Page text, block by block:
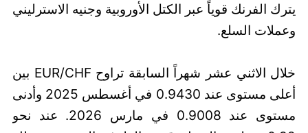
يترك الفرنك قوياً عبر الكتل الأوروبية وجنيه الاسترليني
وعملات السلع.
خلال الاثني عشر شهراً السابقة تراوح EUR/CHF بين
أعلى مستوى عند 0.9430 في أغسطس 2025 وأدنى
مستوى عند 0.9008 في مارس 2026. عند نحو